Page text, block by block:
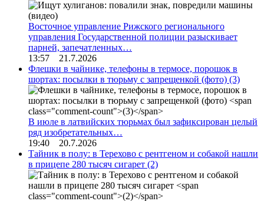
Восточное управление Рижского регионального
управления Государственной полиции разыскивает
парней, запечатленных…
13:57 21.7.2026
Флешки в чайнике, телефоны в термосе, порошок в
шортах: посылки в тюрьму с запрещенкой (фото) (3)
В июле в латвийских тюрьмах был зафиксирован целый
ряд изобретательных…
19:40 20.7.2026
Тайник в полу: в Терехово с рентгеном и собакой нашли
в прицепе 280 тысяч сигарет (2)